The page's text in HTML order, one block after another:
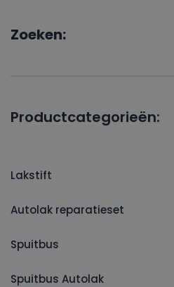
Zoeken:
Productcategorieën:
Lakstift
Autolak reparatieset
Spuitbus
Spuitbus Autolak